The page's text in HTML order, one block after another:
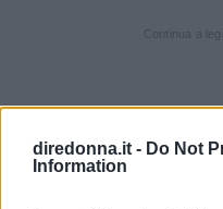
diredonna.it - Do Not
Information